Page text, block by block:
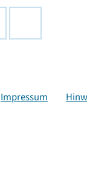
Impressum